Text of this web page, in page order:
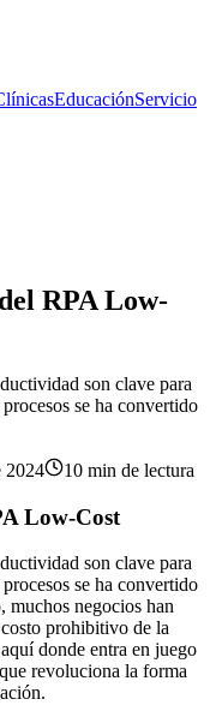
EducaciónServicio
RPA Low-
son clave para
se ha convertido
2024 10 min de lectura
Low-Cost
son clave para
se ha convertido
muchos negocios han
prohibitivo de la
donde entra en juego
revoluciona la forma